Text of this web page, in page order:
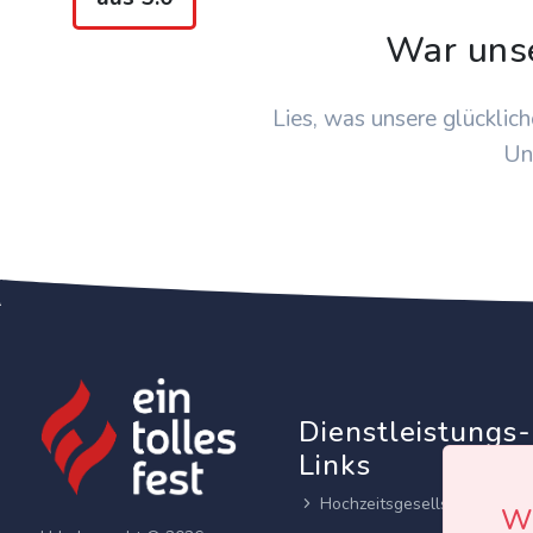
War
Lies, was unsere
Dienstleistungs-
Links
Hochzeitsgesellschaften